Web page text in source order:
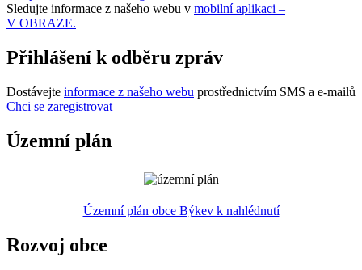
Sledujte informace z našeho webu v mobilní aplikaci –
V OBRAZE.
Přihlášení k odběru zpráv
Dostávejte informace z našeho webu prostřednictvím SMS a e-mailů
Chci se zaregistrovat
Územní plán
Územní plán obce Býkev k nahlédnutí
Rozvoj obce